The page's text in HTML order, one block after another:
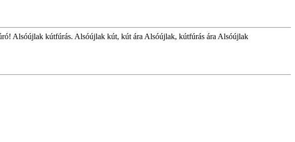
Alsóújlak kútfúrás. Alsóújlak kút, kút ára Alsóújlak, kútfúrás ára Alsóújlak